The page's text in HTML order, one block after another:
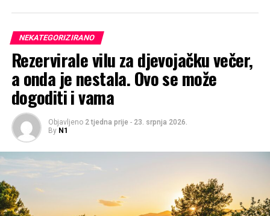
NEKATEGORIZIRANO
Rezervirale vilu za djevojačku večer,
a onda je nestala. Ovo se može
dogoditi i vama
Objavljeno 2 tjedna prije - 23. srpnja 2026.
By N1